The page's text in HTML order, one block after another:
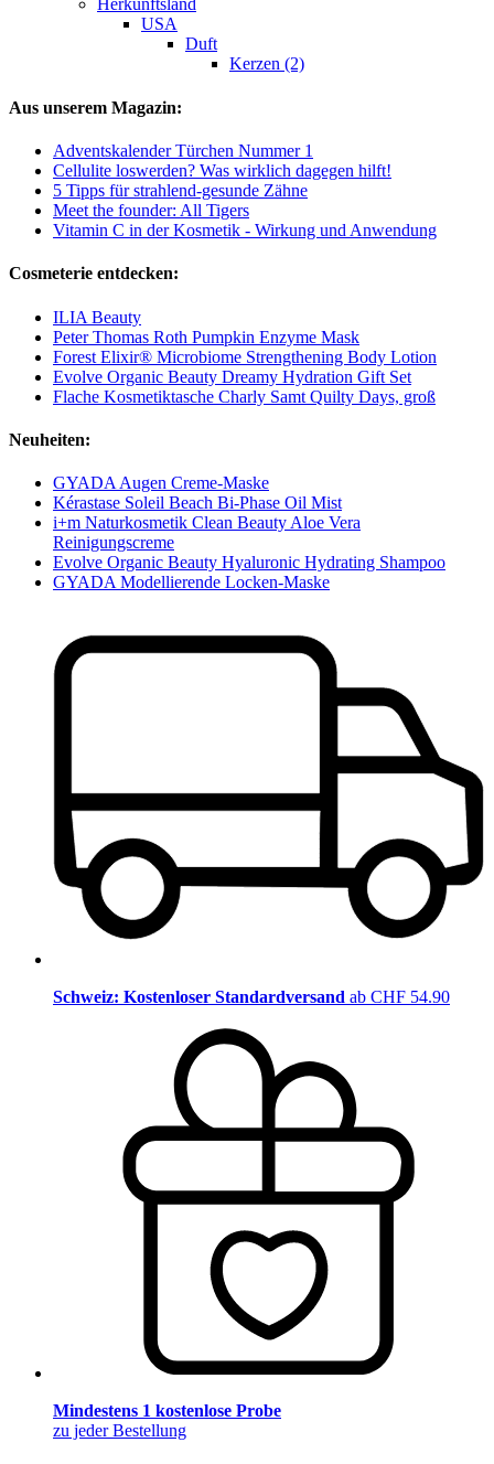
Herkunftsland
USA
Duft
Kerzen (2)
Aus unserem Magazin:
Adventskalender Türchen Nummer 1
Cellulite loswerden? Was wirklich dagegen hilft!
5 Tipps für strahlend-gesunde Zähne
Meet the founder: All Tigers
Vitamin C in der Kosmetik - Wirkung und Anwendung
Cosmeterie entdecken:
ILIA Beauty
Peter Thomas Roth Pumpkin Enzyme Mask
Forest Elixir® Microbiome Strengthening Body Lotion
Evolve Organic Beauty Dreamy Hydration Gift Set
Flache Kosmetiktasche Charly Samt Quilty Days, groß
Neuheiten:
GYADA Augen Creme-Maske
Kérastase Soleil Beach Bi-Phase Oil Mist
i+m Naturkosmetik Clean Beauty Aloe Vera
Reinigungscreme
Evolve Organic Beauty Hyaluronic Hydrating Shampoo
GYADA Modellierende Locken-Maske
Schweiz: Kostenloser Standardversand ab CHF 54.90
Mindestens 1 kostenlose Probe
zu jeder Bestellung